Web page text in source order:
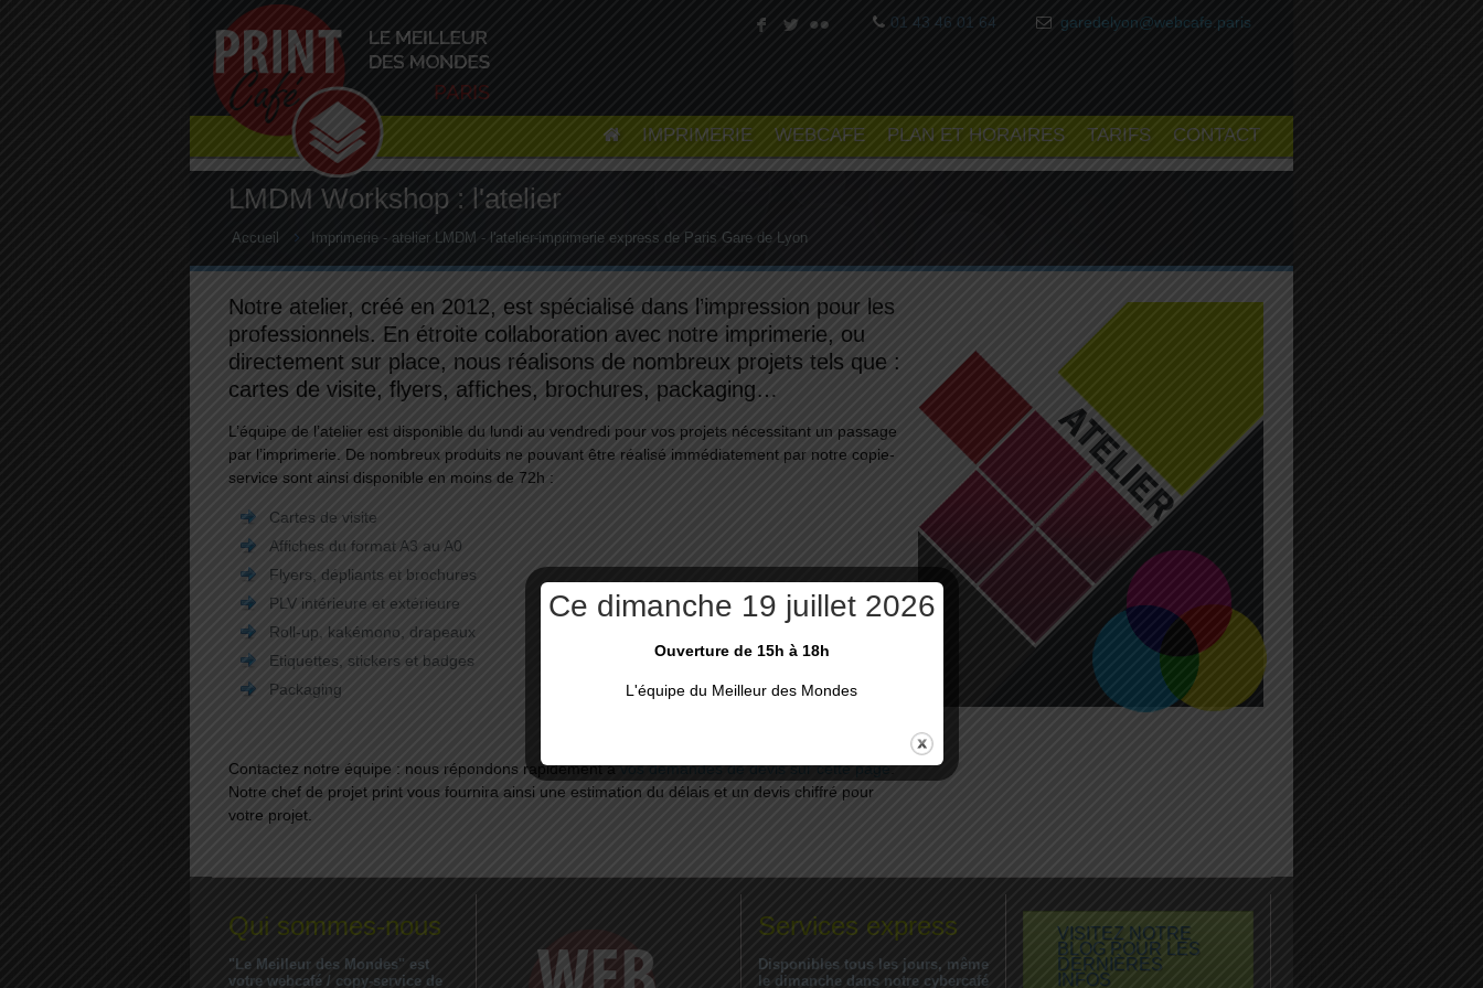
F L N 01 43 46 01 64 garedelyon@webcafe.paris
IMPRIMERIE WEBCAFE PLAN ET HORAIRES TARIFS CONTACT
LMDM Workshop : l'atelier
Accueil Imprimerie - atelier LMDM - l'atelier-imprimerie express de Paris Gare de Lyon
Notre atelier, créé en 2012, est spécialisé dans l’impression pour les
professionnels. En étroite collaboration avec notre imprimerie, ou
directement sur place, nous réalisons de nombreux projets tels que :
cartes de visite, flyers, affiches, brochures, packaging…
L’équipe de l’atelier est disponible du lundi au vendredi pour vos projets nécessitant un passage
par l’imprimerie. De nombreux produits ne pouvant être réalisé immédiatement par notre copie-
service sont ainsi disponible en moins de 72h :
Cartes de visite
Affiches du format A3 au A0
Flyers, dépliants et brochures
PLV intérieure et extérieure
Roll-up, kakémono, drapeaux
Etiquettes, stickers et badges
Packaging
Contactez notre équipe : nous répondons rapidement àvos demandes de devis sur cette page.
Notre chef de projet print vous fournira ainsi une estimation du délais et un devis chiffré pour
votre projet.
Qui sommes-nous
"Le Meilleur des Mondes" est
votre webcafé / copy-service de
Services express
Disponibles tous les jours, même
le dimanche dans notre cybercafé
VISITEZ NOTRE
BLOG POUR LES
DERNIÈRES
INFOS
Ce dimanche 19 juillet 2026
Ouverture de 15h à 18h
L'équipe du Meilleur des Mondes